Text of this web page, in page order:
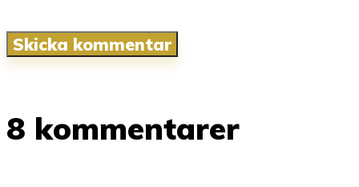
8 kommentarer